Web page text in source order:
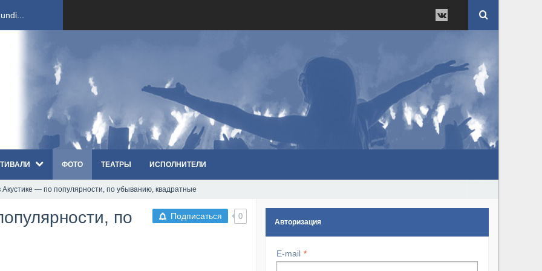
ко...
«Th...
«...
ФОТО ТЕАТРЫ ИСПОЛНИТЕЛИ
Акустике — по популярности, по убыванию, квадратные
Подписаться 0
по
Авторизация
E-mail